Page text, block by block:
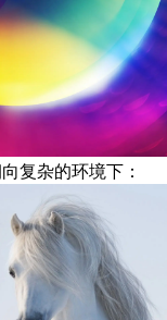
复杂的环境下：